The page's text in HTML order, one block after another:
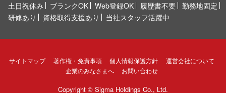
土日祝休み
ブランクOK Web登録OK 履歴書不要
勤務地固定
研修あり
資格取得支援あり 当社スタッフ活躍中
サイトマップ 著作権・免責事項 個人情報保護方針
運営会社について
企業のみなさまへ
お問い合わせ
Copyright © Sigma Holdings Co., Ltd.